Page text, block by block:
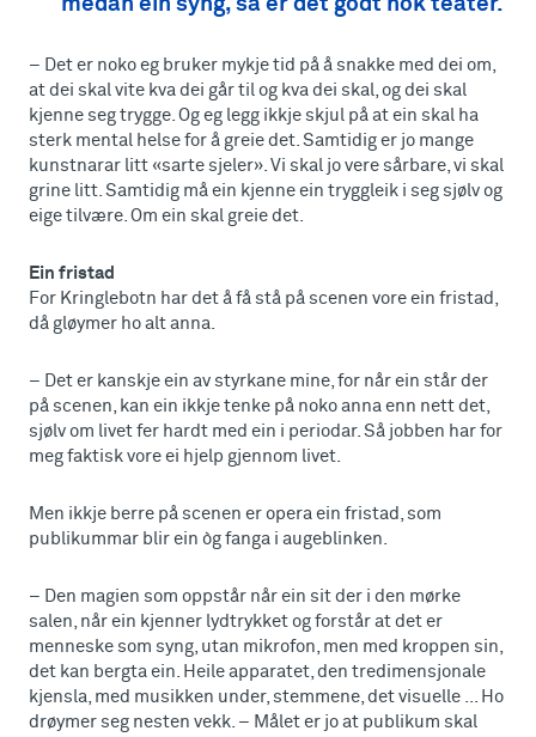
– Det er noko eg bruker mykje tid på å snakke med dei om,
at dei skal vite kva dei går til og kva dei skal, og dei skal
kjenne seg trygge. Og eg legg ikkje skjul på at ein skal ha
sterk mental helse for å greie det. Samtidig er jo mange
kunstnarar litt «sarte sjeler». Vi skal jo vere sårbare, vi skal
grine litt. Samtidig må ein kjenne ein tryggleik i seg sjølv og
eige tilvære. Om ein skal greie det.
Ein fristad
For Kringlebotn har det å få stå på scenen vore ein fristad,
då gløymer ho alt anna.
– Det er kanskje ein av styrkane mine, for når ein står der
på scenen, kan ein ikkje tenke på noko anna enn nett det,
sjølv om livet fer hardt med ein i periodar. Så jobben har for
meg faktisk vore ei hjelp gjennom livet.
Men ikkje berre på scenen er opera ein fristad, som
publikummar blir ein òg fanga i augeblinken.
– Den magien som oppstår når ein sit der i den mørke
salen, når ein kjenner lydtrykket og forstår at det er
menneske som syng, utan mikrofon, men med kroppen sin,
det kan bergta ein. Heile apparatet, den tredimensjonale
kjensla, med musikken under, stemmene, det visuelle ... Ho
drøymer seg nesten vekk. – Målet er jo at publikum skal